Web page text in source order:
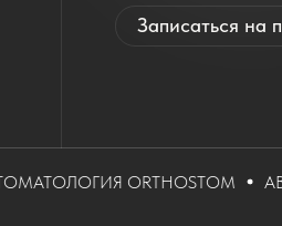
Записаться на
ORTHOSTOM